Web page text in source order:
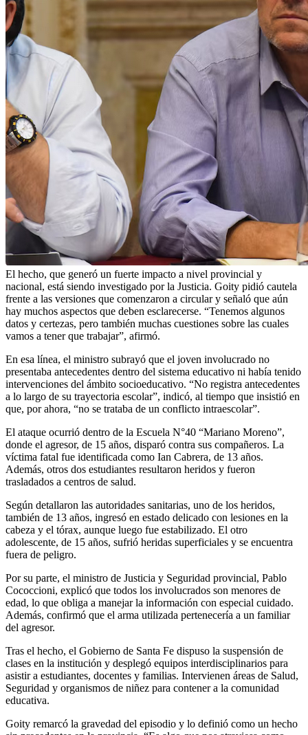
El hecho, que generó un fuerte impacto a nivel provincial y
nacional, está siendo investigado por la Justicia. Goity pidió cautela
frente a las versiones que comenzaron a circular y señaló que aún
hay muchos aspectos que deben esclarecerse. “Tenemos algunos
datos y certezas, pero también muchas cuestiones sobre las cuales
vamos a tener que trabajar”, afirmó.
En esa línea, el ministro subrayó que el joven involucrado no
presentaba antecedentes dentro del sistema educativo ni había tenido
intervenciones del ámbito socioeducativo. “No registra antecedentes
a lo largo de su trayectoria escolar”, indicó, al tiempo que insistió en
que, por ahora, “no se trataba de un conflicto intraescolar”.
El ataque ocurrió dentro de la Escuela N°40 “Mariano Moreno”,
donde el agresor, de 15 años, disparó contra sus compañeros. La
víctima fatal fue identificada como Ian Cabrera, de 13 años.
Además, otros dos estudiantes resultaron heridos y fueron
trasladados a centros de salud.
Según detallaron las autoridades sanitarias, uno de los heridos,
también de 13 años, ingresó en estado delicado con lesiones en la
cabeza y el tórax, aunque luego fue estabilizado. El otro
adolescente, de 15 años, sufrió heridas superficiales y se encuentra
fuera de peligro.
Por su parte, el ministro de Justicia y Seguridad provincial, Pablo
Cococcioni, explicó que todos los involucrados son menores de
edad, lo que obliga a manejar la información con especial cuidado.
Además, confirmó que el arma utilizada pertenecería a un familiar
del agresor.
Tras el hecho, el Gobierno de Santa Fe dispuso la suspensión de
clases en la institución y desplegó equipos interdisciplinarios para
asistir a estudiantes, docentes y familias. Intervienen áreas de Salud,
Seguridad y organismos de niñez para contener a la comunidad
educativa.
Goity remarcó la gravedad del episodio y lo definió como un hecho